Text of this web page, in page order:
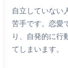
自立していない
苦手です。恋愛
り、自発的に行
てしまいます。